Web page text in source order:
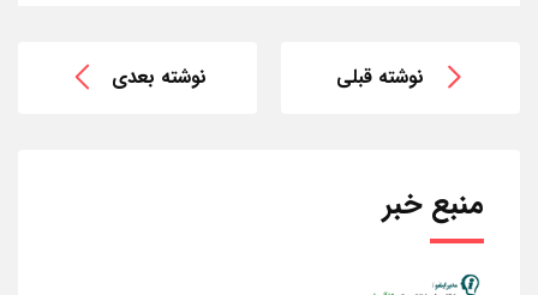
نوشته قبلی نوشته بعدی
منبع خبر